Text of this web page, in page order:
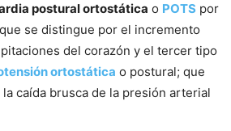
postural ortostática o POTS por
se distingue por el incremento
del corazón y el tercer tipo
ortostática o postural; que
caída brusca de la presión arterial